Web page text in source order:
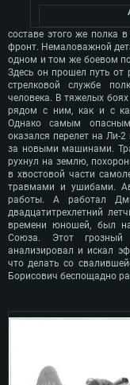
составе этого же полка
фронт. Немаловажной
одном и том же боевом
Здесь он прошел путь от
стрелковой службе
человека. В тяжелых
рядом с ним, как и с
Однако самым
оказался перелет на Ли-
за новыми машинами.
рухнул на землю,
в хвостовой части
травмами и ушибами.
работы. А работал
двадцатитрехлетний
времени юношей, был
Союза. Этот грозный
анализировал и искал
что делать со
Борисович беспощадно